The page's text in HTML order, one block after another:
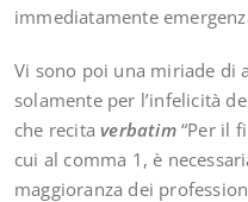
immediatamente
Vi sono poi una miriade di
solamente per l’infelicità
che recitaverbatim“Per il
cui al comma 1, è
maggioranza dei